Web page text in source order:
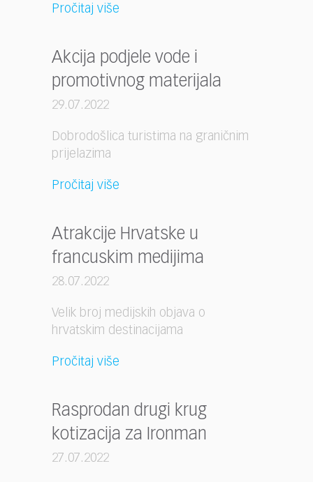
Pročitaj više
Akcija podjele vode i
promotivnog materijala
29.07.2022
Dobrodošlica turistima na graničnim
prijelazima
Pročitaj više
Atrakcije Hrvatske u
francuskim medijima
28.07.2022
Velik broj medijskih objava o
hrvatskim destinacijama
Pročitaj više
Rasprodan drugi krug
kotizacija za Ironman
27.07.2022